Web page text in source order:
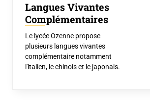
Langues Vivantes
Complémentaires
Le lycée Ozenne propose
plusieurs langues vivantes
complémentaire notamment
l'italien, le chinois et le japonais.